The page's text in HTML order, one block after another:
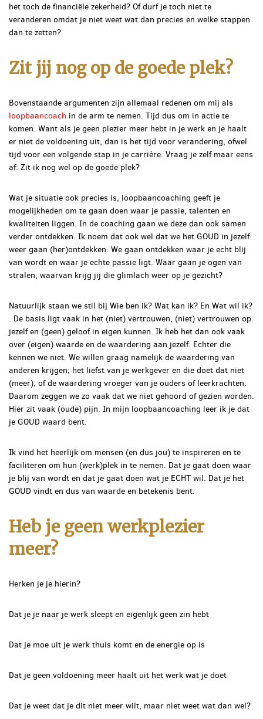
het toch de financiële zekerheid? Of durf je toch niet te
veranderen omdat je niet weet wat dan precies en welke stappen
dan te zetten?
Zit jij nog op de goede plek?
Bovenstaande argumenten zijn allemaal redenen om mij als
loopbaancoach in de arm te nemen. Tijd dus om in actie te
komen. Want als je geen plezier meer hebt in je werk en je haalt
er niet de voldoening uit, dan is het tijd voor verandering, ofwel
tijd voor een volgende stap in je carrière. Vraag je zelf maar eens
af: Zit ik nog wel op de goede plek?
Wat je situatie ook precies is, loopbaancoaching geeft je
mogelijkheden om te gaan doen waar je passie, talenten en
kwaliteiten liggen. In de coaching gaan we deze dan ook samen
verder ontdekken. Ik noem dat ook wel dat we het GOUD in jezelf
weer gaan (her)ontdekken. We gaan ontdekken waar je echt blij
van wordt en waar je echte passie ligt. Waar gaan je ogen van
stralen, waarvan krijg jij die glimlach weer op je gezicht?
Natuurlijk staan we stil bij Wie ben ik? Wat kan ik? En Wat wil ik?
. De basis ligt vaak in het (niet) vertrouwen, (niet) vertrouwen op
jezelf en (geen) geloof in eigen kunnen. Ik heb het dan ook vaak
over (eigen) waarde en de waardering aan jezelf. Echter die
kennen we niet. We willen graag namelijk de waardering van
anderen krijgen; het liefst van je werkgever en die doet dat niet
(meer), of de waardering vroeger van je ouders of leerkrachten.
Daarom zeggen we zo vaak dat we niet gehoord of gezien worden.
Hier zit vaak (oude) pijn. In mijn loopbaancoaching leer ik je dat
je GOUD waard bent.
Ik vind het heerlijk om mensen (en dus jou) te inspireren en te
faciliteren om hun (werk)plek in te nemen. Dat je gaat doen waar
je blij van wordt en dat je gaat doen wat je ECHT wil. Dat je het
GOUD vindt en dus van waarde en betekenis bent.
Heb je geen werkplezier
meer?
Herken je je hierin?
Dat je je naar je werk sleept en eigenlijk geen zin hebt
Dat je moe uit je werk thuis komt en de energie op is
Dat je geen voldoening meer haalt uit het werk wat je doet
Dat je weet dat je dit niet meer wilt, maar niet weet wat dan wel?